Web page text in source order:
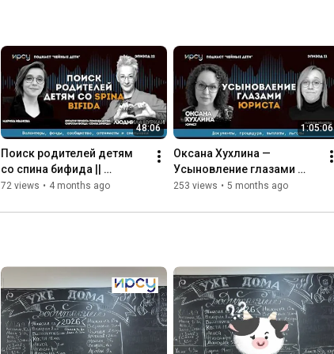
https://t.me/irsuinfo
48:06
Поиск родителей детям
со спина бифида ||
Людмила Цуркан
72 views • 4 months ago
1:05:06
Оксана Хухлина —
Усыновление глазами
юриста, подкаст «Чейные
253 views • 5 months ago